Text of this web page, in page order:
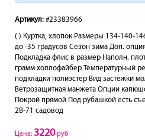
Артикул: #23383966
( ) Куртка, хлопок Размеры 134-140-
до -35 градусов Сезон зима Доп.
Подкладка флис в размер Наполн.
грамм холлофайбер Температурный
подкладки полиэстер Вид застежки
Ветрозащитная манжета Опции
Покрой прямой Под рубашкой есть
2В-71 садовод
Цена: 3220руб